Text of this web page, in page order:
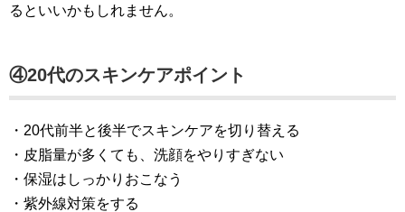
るといいかもしれません。
④20代のスキンケアポイント
・20代前半と後半でスキンケアを切り替える
・皮脂量が多くても、洗顔をやりすぎない
・保湿はしっかりおこなう
・紫外線対策をする